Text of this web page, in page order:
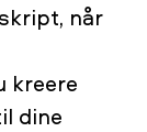
når
kreere
dine